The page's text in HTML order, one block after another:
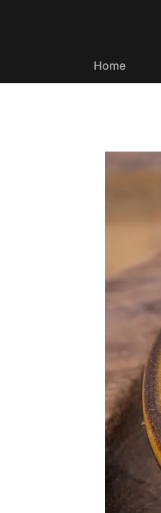
Home